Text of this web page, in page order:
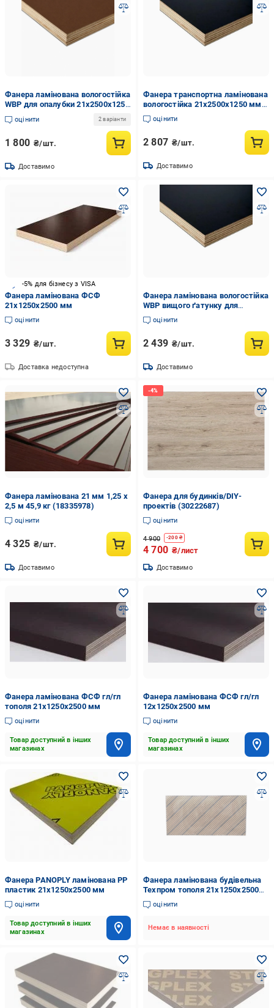
Фанера ламінована вологостійка
WBP для опалубки 21х2500х1250
мм Коричневий (0108259)
оцінити 2 варіанти
1 800 ₴/шт.
Доставимо
Фанера транспортна ламінована
вологостійка 21х2500х1250 мм
Чорний (0108390)
оцінити
2 807 ₴/шт.
Доставимо
-5% для бізнесу з VISA
Фанера ламінована ФСФ
21x1250x2500 мм
оцінити
3 329 ₴/шт.
Доставка недоступна
Фанера ламінована вологостійка
WBP вищого ґатунку для
опалубки 21х2500х1250 мм
Чорний (0108273)
оцінити
2 439 ₴/шт.
Доставимо
Фанера ламінована 21 мм 1,25 х
2,5 м 45,9 кг (18335978)
оцінити
4 325 ₴/шт.
Доставимо
Фанера для будинків/DIY-
проектів (30222687)
оцінити
4 900 -200₴
4 700 ₴/лист
Доставимо
Фанера ламінована ФСФ гл/гл
тополя 21х1250х2500 мм
оцінити
Товар доступний в інших
магазинах
Фанера ламінована ФСФ гл/гл
12х1250х2500 мм
оцінити
Товар доступний в інших
магазинах
Фанера PANOPLY ламінована РР
пластик 21х1250х2500 мм
оцінити
Товар доступний в інших
магазинах
Фанера ламінована будівельна
Техпром тополя 21х1250х2500
мм
оцінити
Немає в наявності